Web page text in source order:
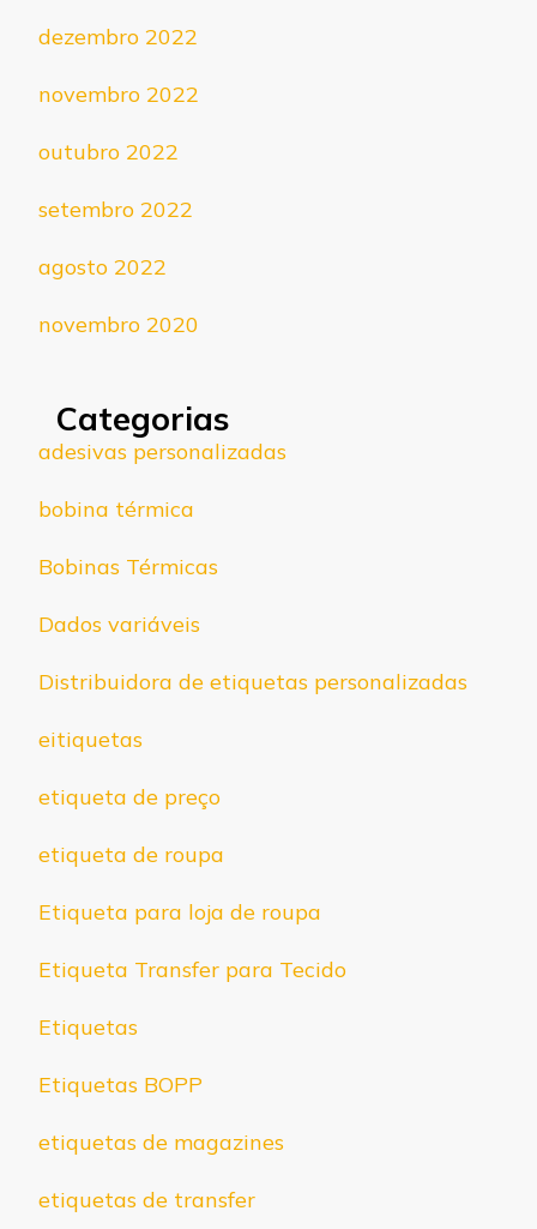
dezembro 2022
novembro 2022
outubro 2022
setembro 2022
agosto 2022
novembro 2020
Categorias
adesivas personalizadas
bobina térmica
Bobinas Térmicas
Dados variáveis
Distribuidora de etiquetas personalizadas
eitiquetas
etiqueta de preço
etiqueta de roupa
Etiqueta para loja de roupa
Etiqueta Transfer para Tecido
Etiquetas
Etiquetas BOPP
etiquetas de magazines
etiquetas de transfer